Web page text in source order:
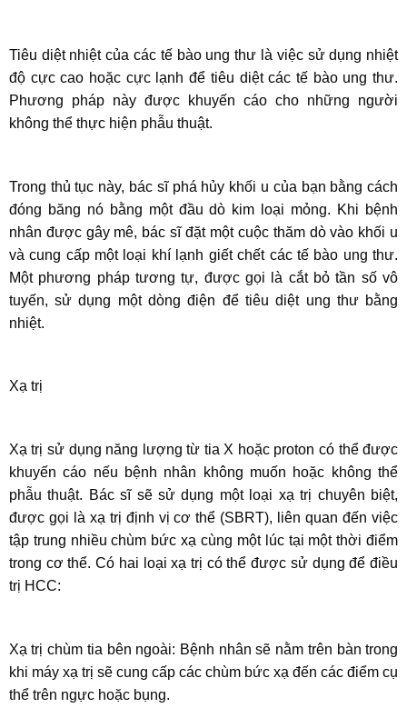
Tiêu diệt nhiệt của các tế bào ung thư là việc sử dụng nhiệt
độ cực cao hoặc cực lạnh để tiêu diệt các tế bào ung thư.
Phương pháp này được khuyến cáo cho những người
không thể thực hiện phẫu thuật.
Trong thủ tục này, bác sĩ phá hủy khối u của bạn bằng cách
đóng băng nó bằng một đầu dò kim loại mỏng. Khi bệnh
nhân được gây mê, bác sĩ đặt một cuộc thăm dò vào khối u
và cung cấp một loại khí lạnh giết chết các tế bào ung thư.
Một phương pháp tương tự, được gọi là cắt bỏ tần số vô
tuyến, sử dụng một dòng điện để tiêu diệt ung thư bằng
nhiệt.
Xạ trị
Xạ trị sử dụng năng lượng từ tia X hoặc proton có thể được
khuyến cáo nếu bệnh nhân không muốn hoặc không thể
phẫu thuật. Bác sĩ sẽ sử dụng một loại xạ trị chuyên biệt,
được gọi là xạ trị định vị cơ thể (SBRT), liên quan đến việc
tập trung nhiều chùm bức xạ cùng một lúc tại một thời điểm
trong cơ thể. Có hai loại xạ trị có thể được sử dụng để điều
trị HCC:
Xạ trị chùm tia bên ngoài: Bệnh nhân sẽ nằm trên bàn trong
khi máy xạ trị sẽ cung cấp các chùm bức xạ đến các điểm cụ
thể trên ngực hoặc bụng.